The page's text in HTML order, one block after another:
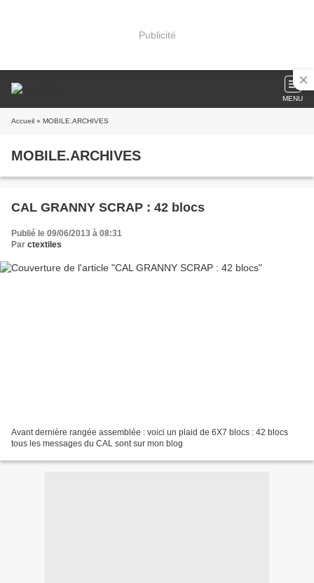
Publicité
MENU
Accueil » MOBILE.ARCHIVES
MOBILE.ARCHIVES
CAL GRANNY SCRAP : 42 blocs
Publié le 09/06/2013 à 08:31
Par ctextiles
Avant dernière rangée assemblée : voici un plaid de 6X7 blocs : 42 blocs
tous les messages du CAL sont sur mon blog